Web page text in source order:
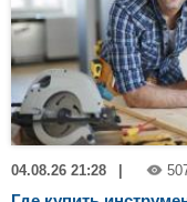
04.08.26 21:28